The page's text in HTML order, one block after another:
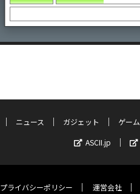
ニュース ガジェット ゲーム
ASCII.jp
プライバシーポリシー 運営会社